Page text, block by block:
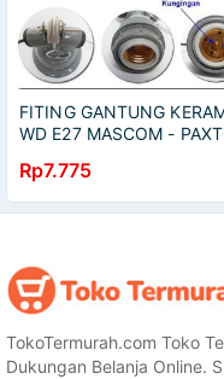
FITING GANTUNG
WD E27 MASCOM -
Rp7.775
TokoTermurah.com Toko
Dukungan Belanja Online.